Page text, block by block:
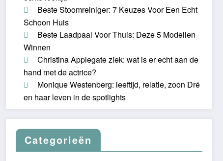
Beste Stoomreiniger: 7 Keuzes Voor Een Echt
Schoon Huis
Beste Laadpaal Voor Thuis: Deze 5 Modellen
Winnen
Christina Applegate ziek: wat is er echt aan de
hand met de actrice?
Monique Westenberg: leeftijd, relatie, zoon Dré
en haar leven in de spotlights
Categorieën